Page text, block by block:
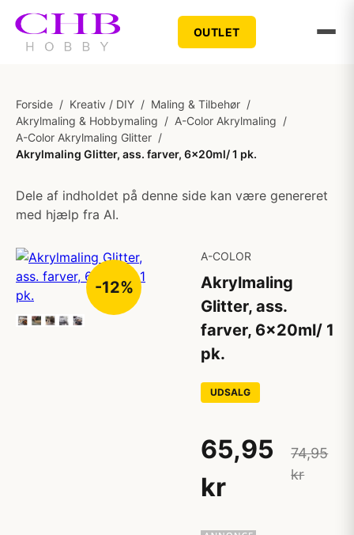
OUTLET
Forside / Kreativ / DIY / Maling & Tilbehør /
Akrylmaling & Hobbymaling / A-Color Akrylmaling /
A-Color Akrylmaling Glitter /
Akrylmaling Glitter, ass. farver, 6x20ml/ 1 pk.
Dele af indholdet på denne side kan være genereret
med hjælp fra AI.
-12%
A-COLOR
Akrylmaling
Glitter, ass.
farver, 6x20ml/ 1
pk.
UDSALG
65,95
kr
74,95
kr